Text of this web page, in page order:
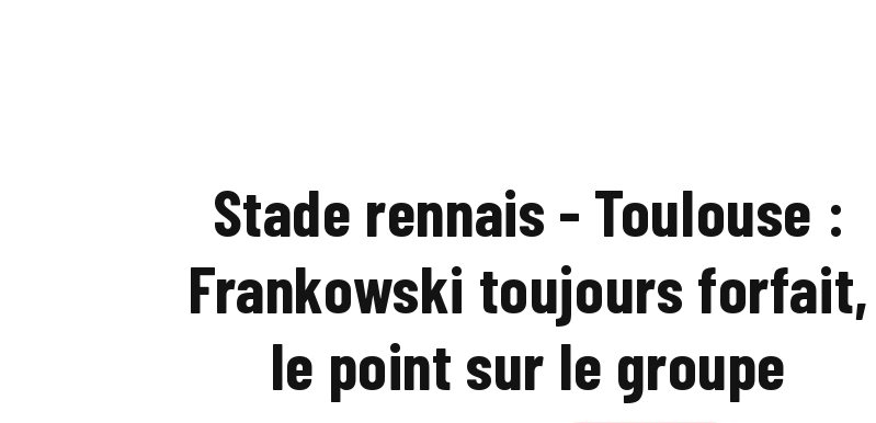
Stade rennais - Toulouse :
Frankowski toujours forfait,
le point sur le groupe